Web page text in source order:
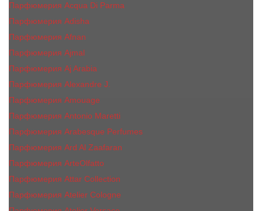
Парфюмерия Acqua Di Parma
Парфюмерия Adisha
Парфюмерия Afnan
Парфюмерия Ajmal
Парфюмерия Aj Arabia
Парфюмерия Alexandre J.
Парфюмерия Amouage
Парфюмерия Antonio Maretti
Парфюмерия Arabesque Perfumes
Парфюмерия Ard Al Zaafaran
Парфюмерия ArteOlfatto
Парфюмерия Attar Collection
Парфюмерия Atelier Cologne